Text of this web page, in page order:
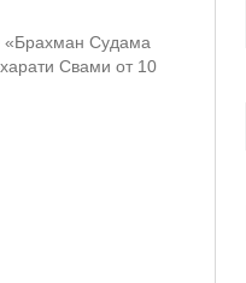
«Брахман Судама
Свами от 10